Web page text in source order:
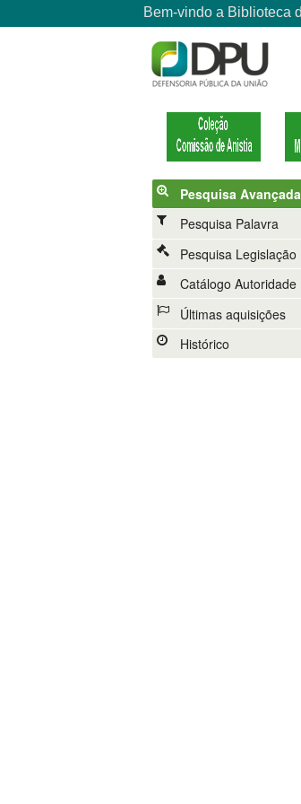
Pesquisa Avançada
Pesquisa Palavra
Pesquisa Legislação
Catálogo Autoridade
Últimas aquisições
Histórico